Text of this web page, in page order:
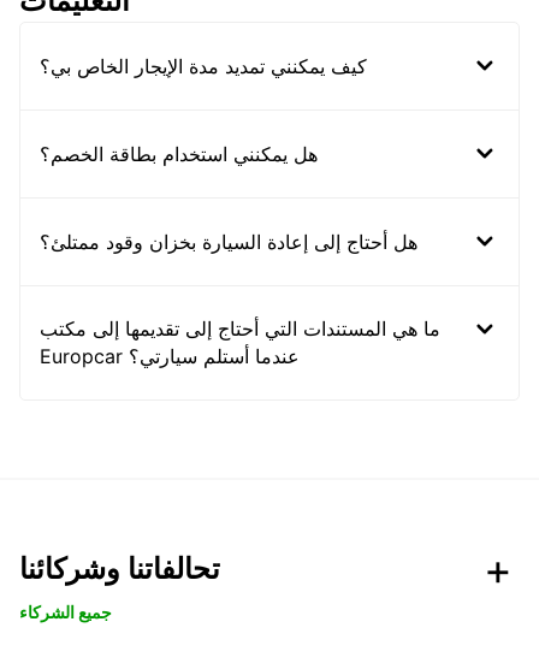
كيف يمكنني تمديد مدة الإيجار الخاص بي؟
هل يمكنني استخدام بطاقة الخصم؟
هل أحتاج إلى إعادة السيارة بخزان وقود ممتلئ؟
ما هي المستندات التي أحتاج إلى تقديمها إلى مكتب
Europcar عندما أستلم سيارتي؟
تحالفاتنا وشركائنا
جميع الشركاء